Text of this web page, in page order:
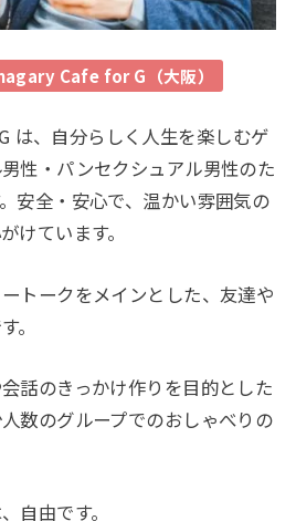
Cafe for G（大阪）
、自分らしく人生を楽しむゲ
性・パンセクシュアル男性のた
安全・安心で、温かい雰囲気の
けています。
トークをメインとした、友達や
。
話のきっかけ作りを目的とした
数のグループでのおしゃべりの
自由です。